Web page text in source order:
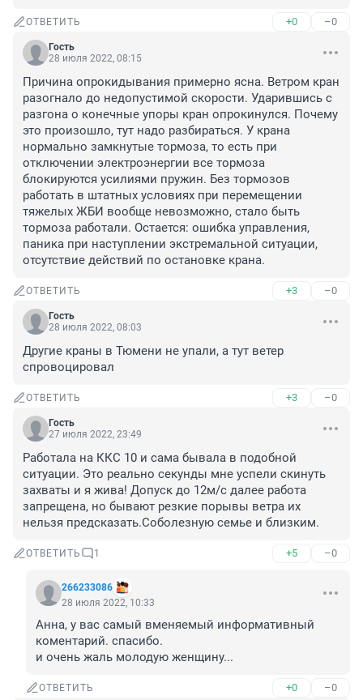
ОТВЕТИТЬ +0 –0
Гость
28 июля 2022, 08:15
Причина опрокидывания примерно ясна. Ветром кран
разогнало до недопустимой скорости. Ударившись с
разгона о конечные упоры кран опрокинулся. Почему
это произошло, тут надо разбираться. У крана
нормально замкнутые тормоза, то есть при
отключении электроэнергии все тормоза
блокируются усилиями пружин. Без тормозов
работать в штатных условиях при перемещении
тяжелых ЖБИ вообще невозможно, стало быть
тормоза работали. Остается: ошибка управления,
паника при наступлении экстремальной ситуации,
отсутствие действий по остановке крана.
ОТВЕТИТЬ +3 –0
Гость
28 июля 2022, 08:03
Другие краны в Тюмени не упали, а тут ветер
спровоцировал
ОТВЕТИТЬ +3 –0
Гость
27 июля 2022, 23:49
Работала на ККС 10 и сама бывала в подобной
ситуации. Это реально секунды мне успели скинуть
захваты и я жива! Допуск до 12м/с далее работа
запрещена, но бывают резкие порывы ветра их
нельзя предсказать.Соболезную семье и близким.
ОТВЕТИТЬ 1 +5 –0
266233086
28 июля 2022, 10:33
Анна, у вас самый вменяемый информативный
коментарий. спасибо.
и очень жаль молодую женщину...
ОТВЕТИТЬ +0 –0